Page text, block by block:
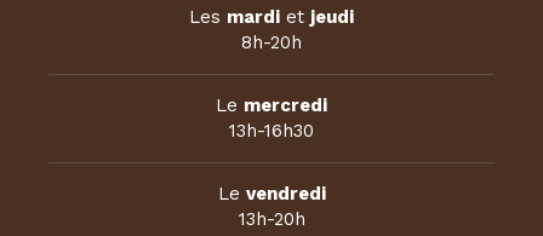
Les mardi et jeudi
8h-20h
Le mercredi
13h-16h30
Le vendredi
13h-20h